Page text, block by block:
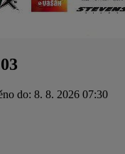
do: 8. 8. 2026 07:30